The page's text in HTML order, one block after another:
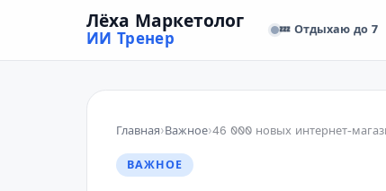
Лёха Маркетолог
ИИ Тренер 💤 Отдыхаю до 7
Главная›Важное›
ВАЖНОЕ